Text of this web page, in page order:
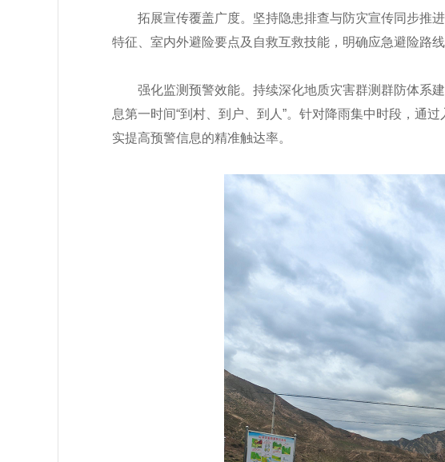
拓展宣传覆盖广度。 坚持隐患排查与防灾宣传同步推
特征、室内外避险要点及自救互救技能，明确应急避险路
强化监测预警效能。 持续深化地质灾害群测群防体系
息第一时间“到村、到户、到人”。针对降雨集中时段，通
实提高预警信息的精准触达率。